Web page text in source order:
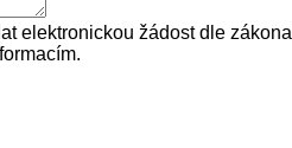
elektronickou žádost dle zákona